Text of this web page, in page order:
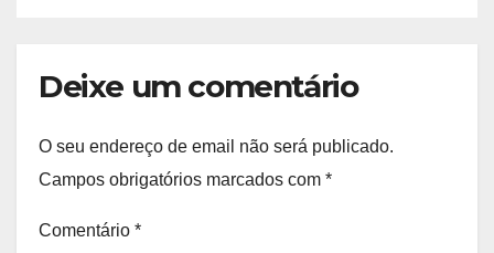
Deixe um comentário
O seu endereço de email não será publicado.
Campos obrigatórios marcados com *
Comentário *